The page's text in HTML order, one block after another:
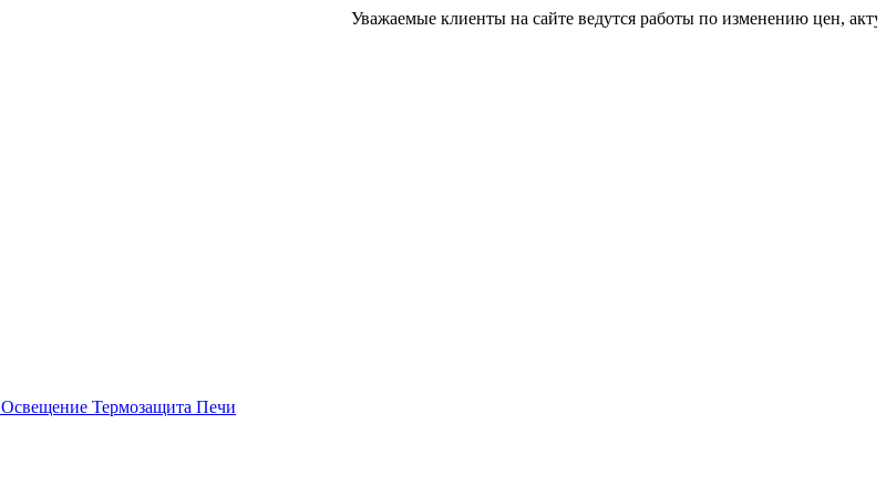
Уважаемые клиенты на сайте ведутся работы по изменению цен, актуальную
Освещение Термозащита Печи